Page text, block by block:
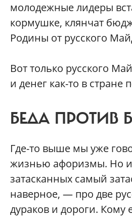
молодежные лидеры
кормушке, клянчат
Родины от русского
Вот только русского
и денег как-то в
БЕДА ПРОТИВ
Где-то выше мы уже
жизнью афоризмы. Но
затасканных самый
наверное, — про две
дураков и дороги. Кому